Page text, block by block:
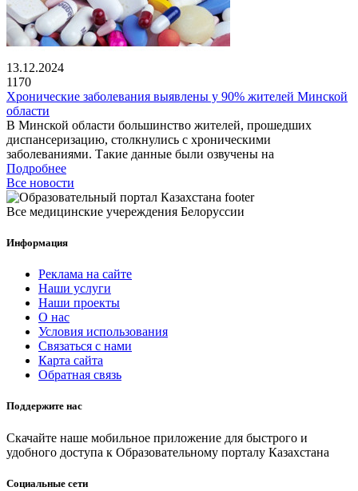
13.12.2024
1170
Хронические заболевания выявлены у 90% жителей Минской
области
В Минской области большинство жителей, прошедших
диспансеризацию, столкнулись с хроническими
заболеваниями. Такие данные были озвучены на
Подробнее
Все новости
Все медицинские учереждения Белоруссии
Информация
Реклама на сайте
Наши услуги
Наши проекты
О нас
Условия использования
Связаться с нами
Карта сайта
Обратная связь
Поддержите нас
Скачайте наше мобильное приложение для быстрого и
удобного доступа к Образовательному порталу Казахстана
Социальные сети